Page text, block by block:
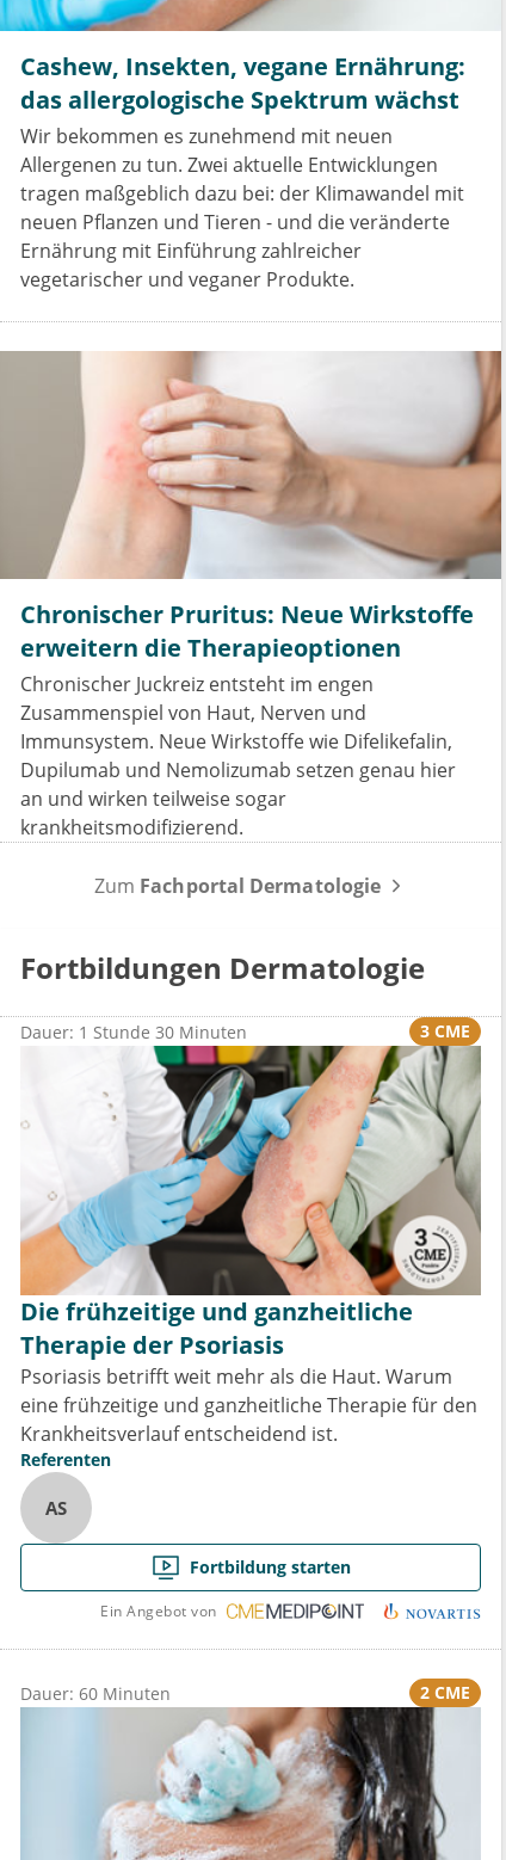
Cashew, Insekten, vegane Ernährung:
das allergologische Spektrum wächst
Wir bekommen es zunehmend mit neuen
Allergenen zu tun. Zwei aktuelle Entwicklungen
tragen maßgeblich dazu bei: der Klimawandel mit
neuen Pflanzen und Tieren - und die veränderte
Ernährung mit Einführung zahlreicher
vegetarischer und veganer Produkte.
Chronischer Pruritus: Neue Wirkstoffe
erweitern die Therapieoptionen
Chronischer Juckreiz entsteht im engen
Zusammenspiel von Haut, Nerven und
Immunsystem. Neue Wirkstoffe wie Difelikefalin,
Dupilumab und Nemolizumab setzen genau hier
an und wirken teilweise sogar
krankheitsmodifizierend.
Zum Fachportal Dermatologie
Fortbildungen Dermatologie
Dauer: 1 Stunde 30 Minuten 3 CME
Die frühzeitige und ganzheitliche
Therapie der Psoriasis
Psoriasis betrifft weit mehr als die Haut. Warum
eine frühzeitige und ganzheitliche Therapie für den
Krankheitsverlauf entscheidend ist.
Referenten
AS
Fortbildung starten
Ein Angebot von
Dauer: 60 Minuten 2 CME